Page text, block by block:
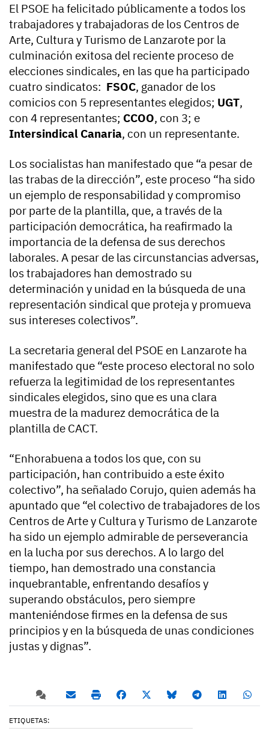
El PSOE ha felicitado públicamente a todos los
trabajadores y trabajadoras de los Centros de
Arte, Cultura y Turismo de Lanzarote por la
culminación exitosa del reciente proceso de
elecciones sindicales, en las que ha participado
cuatro sindicatos: FSOC, ganador de los
comicios con 5 representantes elegidos; UGT,
con 4 representantes; CCOO, con 3; e
Intersindical Canaria, con un representante.
Los socialistas han manifestado que “a pesar de
las trabas de la dirección”, este proceso “ha sido
un ejemplo de responsabilidad y compromiso
por parte de la plantilla, que, a través de la
participación democrática, ha reafirmado la
importancia de la defensa de sus derechos
laborales. A pesar de las circunstancias adversas,
los trabajadores han demostrado su
determinación y unidad en la búsqueda de una
representación sindical que proteja y promueva
sus intereses colectivos”.
La secretaria general del PSOE en Lanzarote ha
manifestado que “este proceso electoral no solo
refuerza la legitimidad de los representantes
sindicales elegidos, sino que es una clara
muestra de la madurez democrática de la
plantilla de CACT.
“Enhorabuena a todos los que, con su
participación, han contribuido a este éxito
colectivo”, ha señalado Corujo, quien además ha
apuntado que “el colectivo de trabajadores de los
Centros de Arte y Cultura y Turismo de Lanzarote
ha sido un ejemplo admirable de perseverancia
en la lucha por sus derechos. A lo largo del
tiempo, han demostrado una constancia
inquebrantable, enfrentando desafíos y
superando obstáculos, pero siempre
manteniéndose firmes en la defensa de sus
principios y en la búsqueda de unas condiciones
justas y dignas”.
ETIQUETAS: